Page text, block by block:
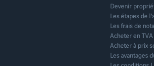
Devenir
Les étapes de
Les frais de
Acheter en
Acheter à prix
Les avantages